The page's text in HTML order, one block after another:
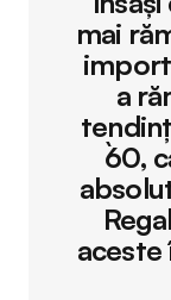
mai
a
`60,
aceste